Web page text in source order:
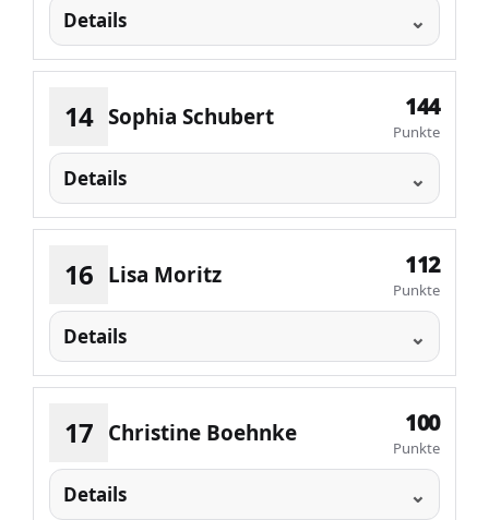
Details
14 Sophia Schubert 144
Punkte
Details
16 Lisa Moritz 112
Punkte
Details
17 Christine Boehnke 100
Punkte
Details